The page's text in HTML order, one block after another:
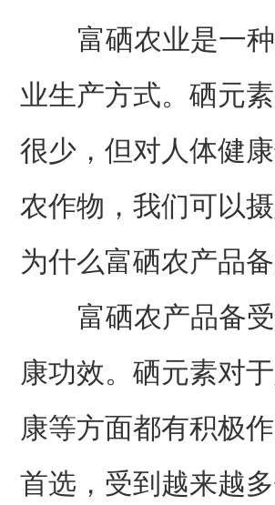
富硒农业是一种
业生产方式。硒元
很少，但对人体健
农作物，我们可以
为什么富硒农产品
富硒农产品备受
康功效。硒元素对
康等方面都有积极
首选，受到越来越